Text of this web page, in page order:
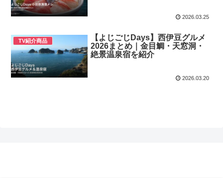
2026.03.25
TV紹介商品
【よじごじDays】西伊豆グルメ
2026まとめ｜金目鯛・天窓洞・
絶景温泉宿を紹介
2026.03.20